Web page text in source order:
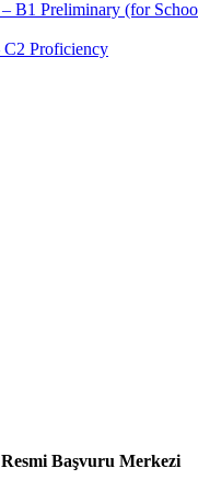
B1 Preliminary (for
C2 Proficiency
Başvuru Merkezi